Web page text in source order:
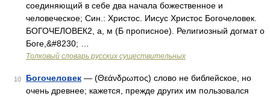
соединяющий в себе два начала божественное и
человеческое; Син.: Христос. Иисус Христос Богочеловек.
БОГОЧЕЛОВЕК2, а, м (Б прописное). Религиозный догмат о
Боге,&#8230; …
Толковый словарь русских существительных
10 Богочеловек — (Θεάνδρωπος) слово не библейское, но
очень древнее; кажется, прежде других им пользовался